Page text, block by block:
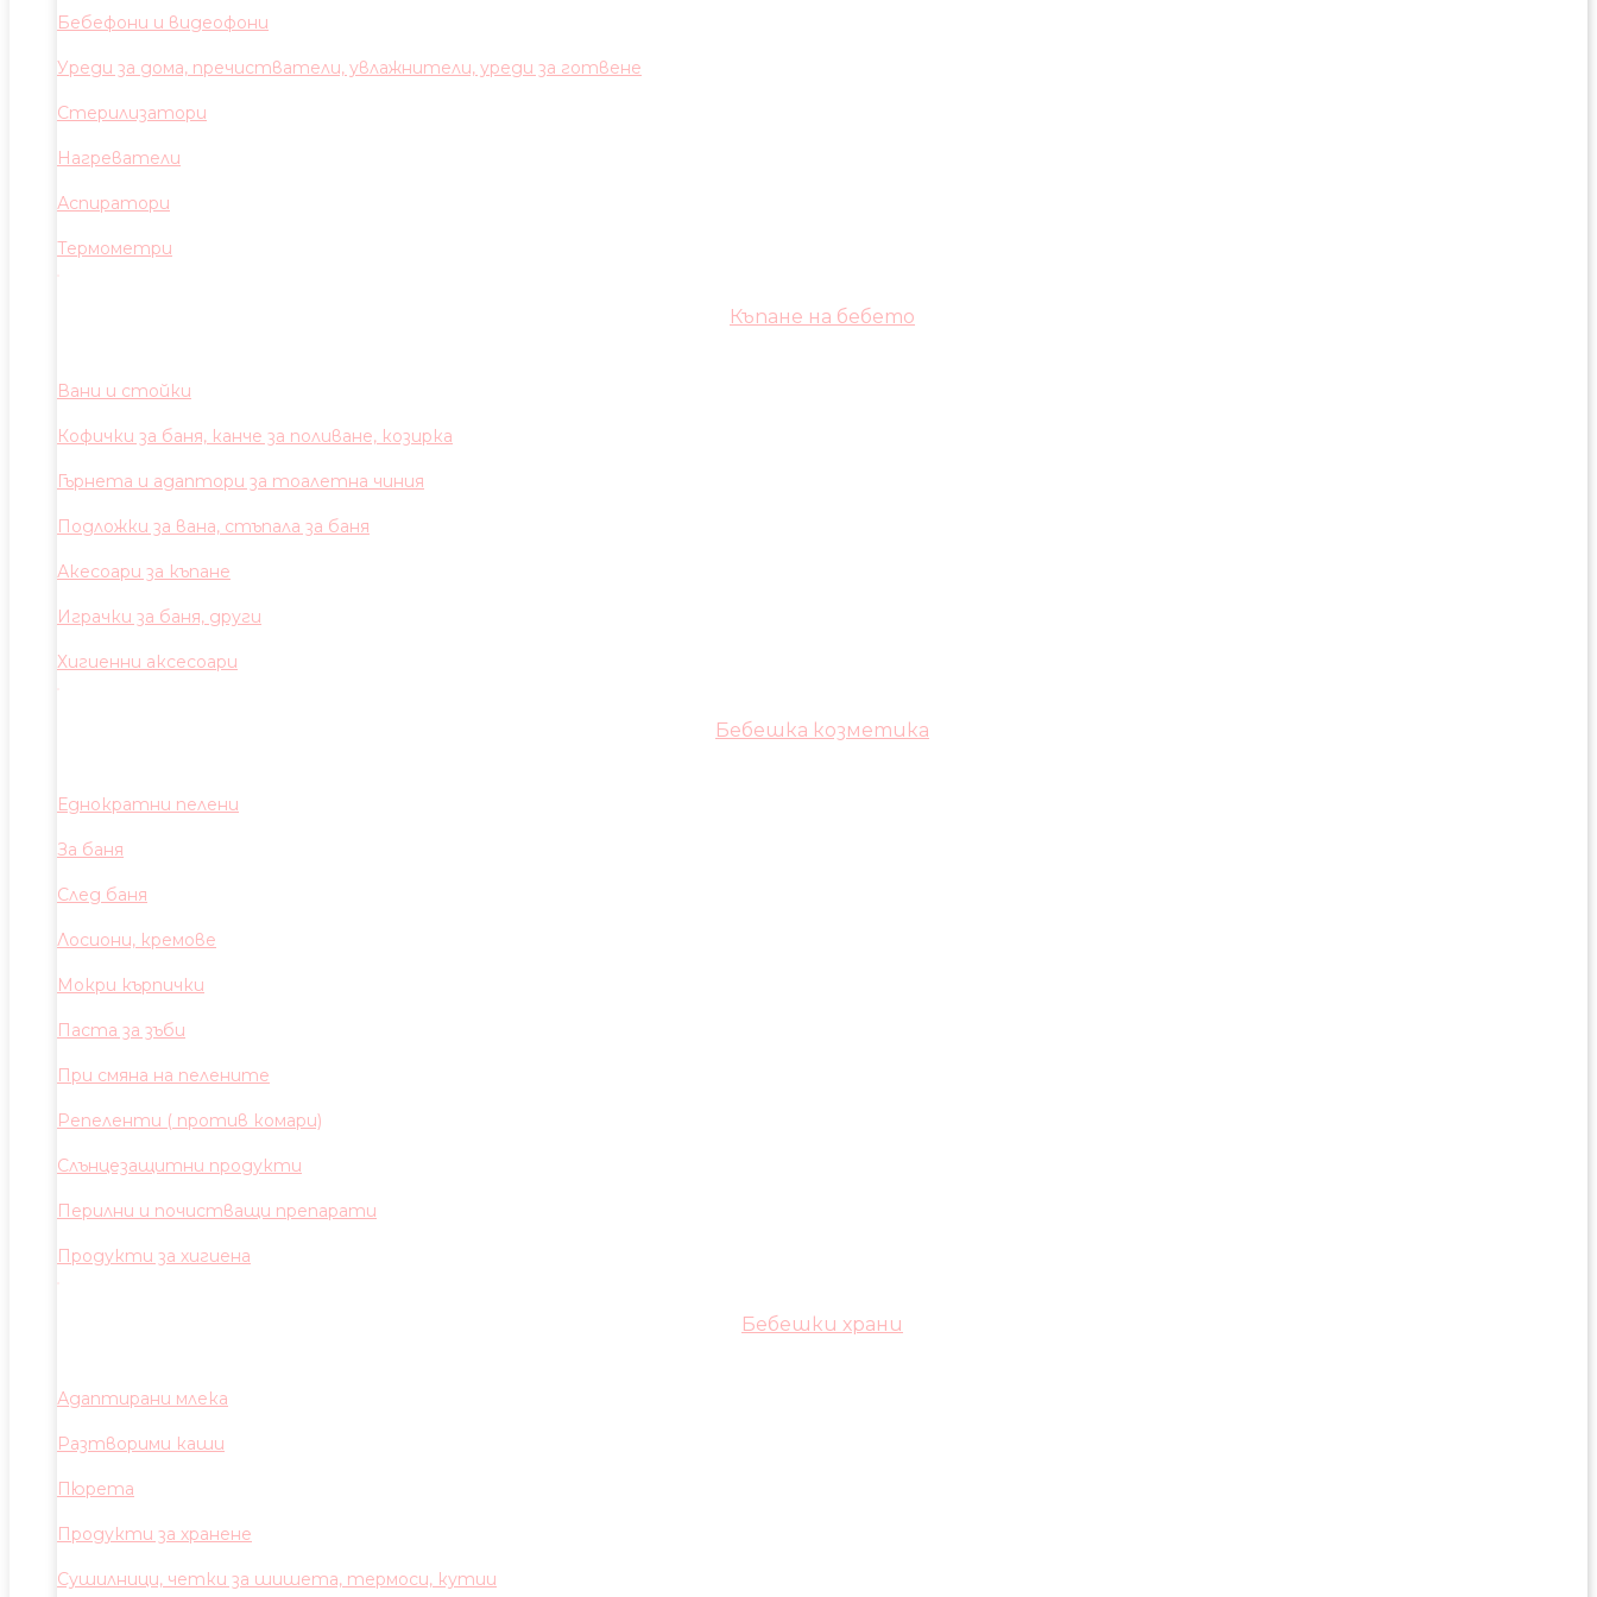
Бебефони и видеофони
Уреди за дома, пречистватели, увлажнители, уреди за готвене
Стерилизатори
Нагреватели
Аспиратори
Термометри
Къпане на бебето
Вани и стойки
Кофички за баня, канче за поливане, козирка
Гърнета и адаптори за тоалетна чиния
Подложки за вана, стъпала за баня
Акесоари за къпане
Играчки за баня, други
Хигиенни аксесоари
Бебешка козметика
Еднократни пелени
За баня
След баня
Лосиони, кремове
Мокри кърпички
Паста за зъби
При смяна на пелените
Репеленти ( против комари)
Слънцезащитни продукти
Перилни и почистващи препарати
Продукти за хигиена
Бебешки храни
Адаптирани млека
Разтворими каши
Пюрета
Продукти за хранене
Сушилници, четки за шишета, термоси, кутии